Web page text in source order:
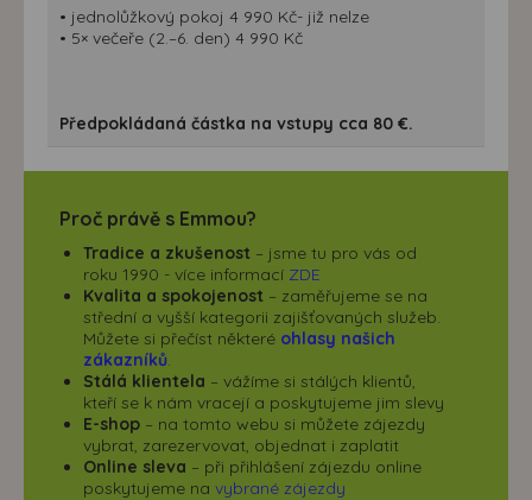
• jednolůžkový pokoj 4 990 Kč- již nelze
• 5× večeře (2.–6. den) 4 990 Kč
Předpokládaná částka na vstupy cca 80 €.
Proč právě s Emmou?
Tradice a zkušenost – jsme tu pro vás od
roku 1990 - více informací ZDE
Kvalita a spokojenost – zaměřujeme se na
střední a vyšší kategorii zajišťovaných služeb.
Můžete si přečíst některé ohlasy našich
zákazníků
Stálá klientela – vážíme si stálých klientů,
kteří se k nám vracejí a poskytujeme jim slevy
E-shop – na tomto webu si můžete zájezdy
vybrat, zarezervovat, objednat i zaplatit
Online sleva – při přihlášení zájezdu online
poskytujeme na vybrané zájezdy